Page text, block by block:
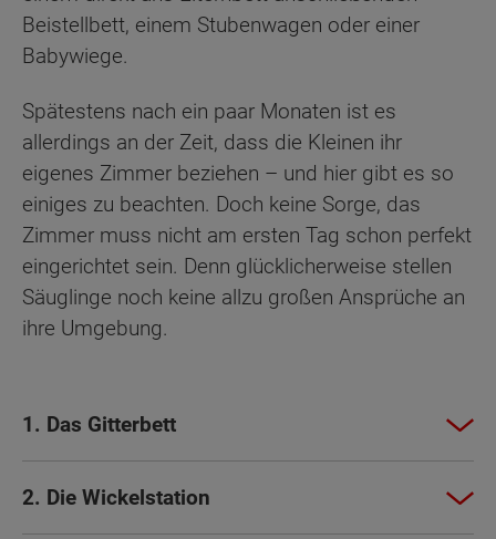
Beistellbett, einem Stubenwagen oder einer
Babywiege.
Spätestens nach ein paar Monaten ist es
allerdings an der Zeit, dass die Kleinen ihr
eigenes Zimmer beziehen – und hier gibt es so
einiges zu beachten. Doch keine Sorge, das
Zimmer muss nicht am ersten Tag schon perfekt
eingerichtet sein. Denn glücklicherweise stellen
Säuglinge noch keine allzu großen Ansprüche an
ihre Umgebung.
1. Das Gitterbett
2. Die Wickelstation